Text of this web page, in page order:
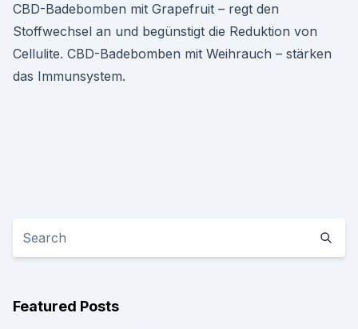
CBD-Badebomben mit Grapefruit – regt den
Stoffwechsel an und begünstigt die Reduktion von
Cellulite. CBD-Badebomben mit Weihrauch – stärken
das Immunsystem.
Featured Posts